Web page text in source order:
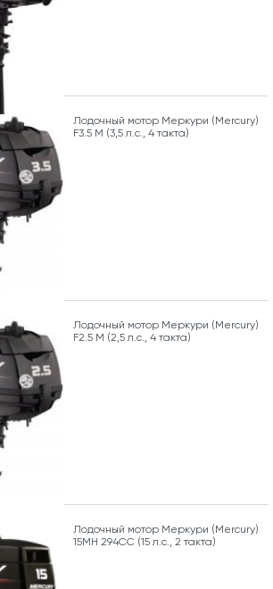
Лодочный мотор Меркури (Mercury)
F3.5 M (3,5 л.с., 4 такта)
Лодочный мотор Меркури (Mercury)
F2.5 M (2,5 л.с., 4 такта)
Лодочный мотор Меркури (Mercury)
15MH 294CC (15 л.с., 2 такта)